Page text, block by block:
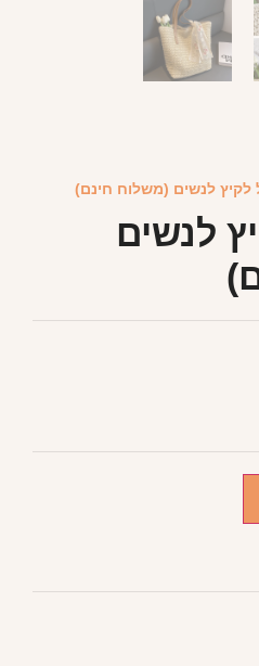
לקיץ לנשים (משלוח חינם)
לנשים